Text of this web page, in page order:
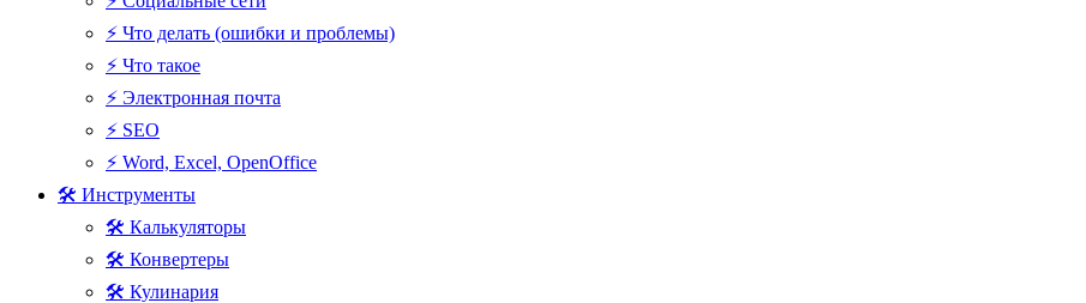
⚡ Что делать (ошибки и проблемы)
⚡ Что такое
⚡ Электронная почта
⚡ SEO
⚡ Word, Excel, OpenOffice
🛠 Инструменты
🛠 Калькуляторы
🛠 Конвертеры
🛠 Кулинария